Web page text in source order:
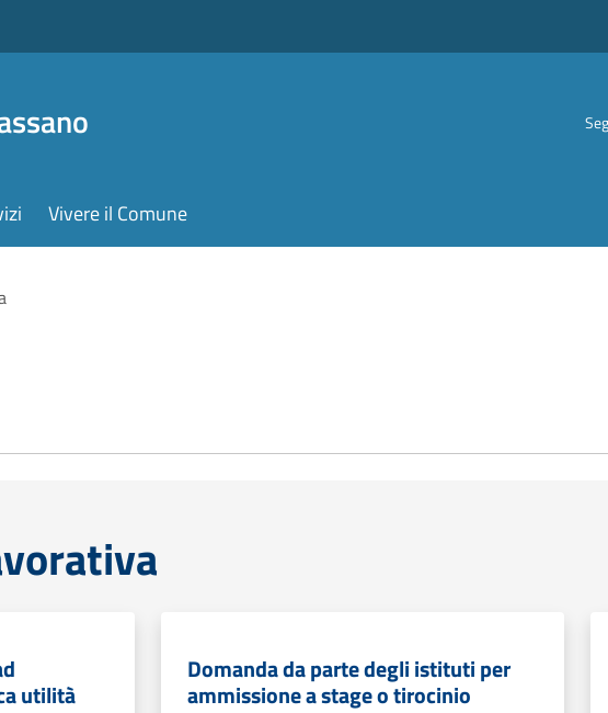
Vivere il Comune
utilità
Domanda da parte degli istituti per
ammissione a stage o tirocinio